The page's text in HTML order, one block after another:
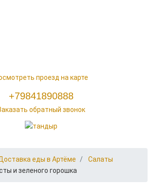
проезд на карте
+79841890888
обратный звонок
еды в Артёме
Салаты
и зеленого горошка